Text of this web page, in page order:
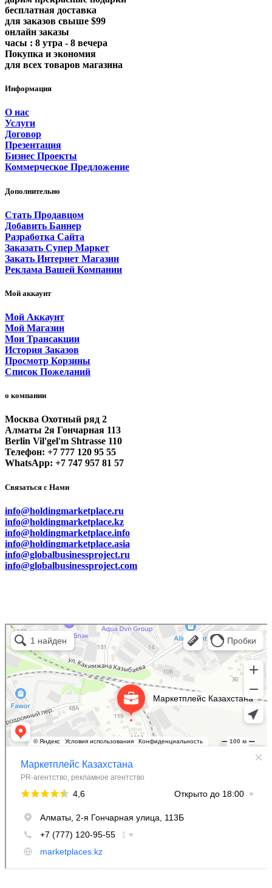
бесплатная доставка
для заказов свыше $99
онлайн заказы
часы : 8 утра - 8 вечера
Покупка и экономия
для всех товаров магазина
Информация
О нас
Услуги
Договор
Презентация
Бизнес Проекты
Коммерческое Предложение
Дополнительно
Стать Продавцом
Добавить Баннер
Разработка Сайта
Заказать Супер Маркет
Закать Интернет Магазин
Реклама Вашей Компании
Мой аккаунт
Мой Аккаунт
Мой Магазин
Мои Трансакции
История Заказов
Просмотр Корзины
Список Пожеланий
о компании
Москва Охотный ряд 2
Алматы 2я Гончарная 113
Berlin Vil'gel'm Shtrasse 110
Телефон: +7 777 120 95 55
WhatsApp: +7 747 957 81 57
Связаться с Нами
info@holdingmarketplace.ru
info@holdingmarketplace.kz
info@holdingmarketplace.info
info@holdingmarketplace.asia
info@globalbusinessproject.ru
info@globalbusinessproject.com
Маркетплейс Казахстана
Рекламное агентство в Алматы
Информационное агентство в Алматы